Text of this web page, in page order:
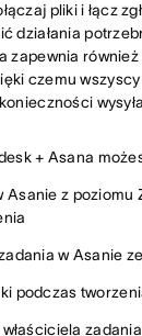
pliki i łącz
działania
zapewnia
czemu
+ Asana
Asanie z poziomu
w Asanie
podczas